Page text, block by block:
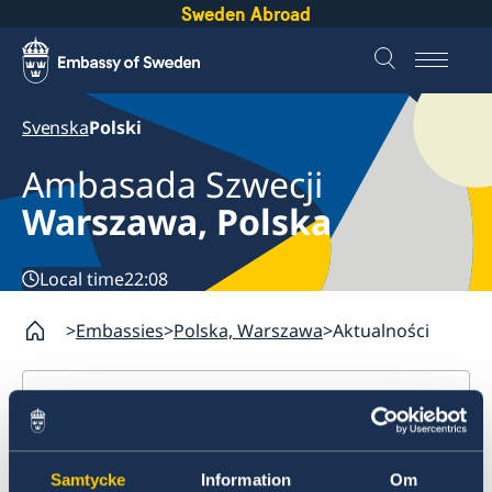
Samtycke Information Om
Sweden Abroad
SvenskaPolski
Ambasada Szwecji
Warszawa, Polska
Local time22:08
Embassies Polska, Warszawa Aktualności
Polska, Warszawa
Kontakt
O Ambasadzie
Aktualności